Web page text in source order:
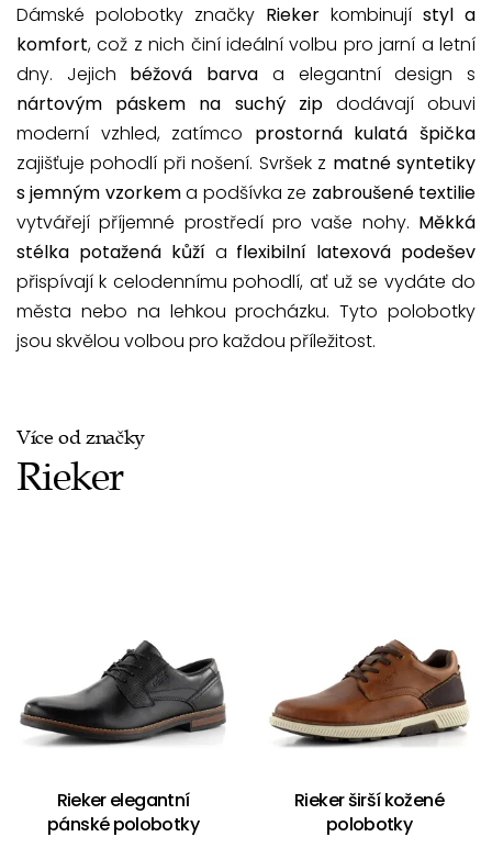
Dámské polobotky značky Rieker kombinují styl a
komfort, což z nich činí ideální volbu pro jarní a letní
dny. Jejich béžová barva a elegantní design s
nártovým páskem na suchý zipdodávají obuvi
moderní vzhled, zatímco prostorná kulatá špička
zajišťuje pohodlí při nošení. Svršek z matné syntetiky
s jemným vzorkema podšívka ze zabroušené textilie
vytvářejí příjemné prostředí pro vaše nohy. Měkká
stélka potažená kůžía flexibilní latexová podešev
přispívají k celodennímu pohodlí, ať už se vydáte do
města nebo na lehkou procházku. Tyto polobotky
jsou skvělou volbou pro každou příležitost.
Více od značky
Rieker
Rieker elegantní
pánské polobotky
Rieker širší kožené
polobotky